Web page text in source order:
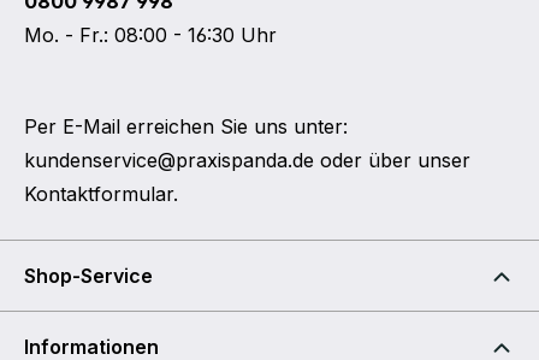
Mo. - Fr.: 08:00 - 16:30 Uhr
Per E-Mail erreichen Sie uns unter:
kundenservice@praxispanda.de oder über unser
Kontaktformular.
Shop-Service
Informationen